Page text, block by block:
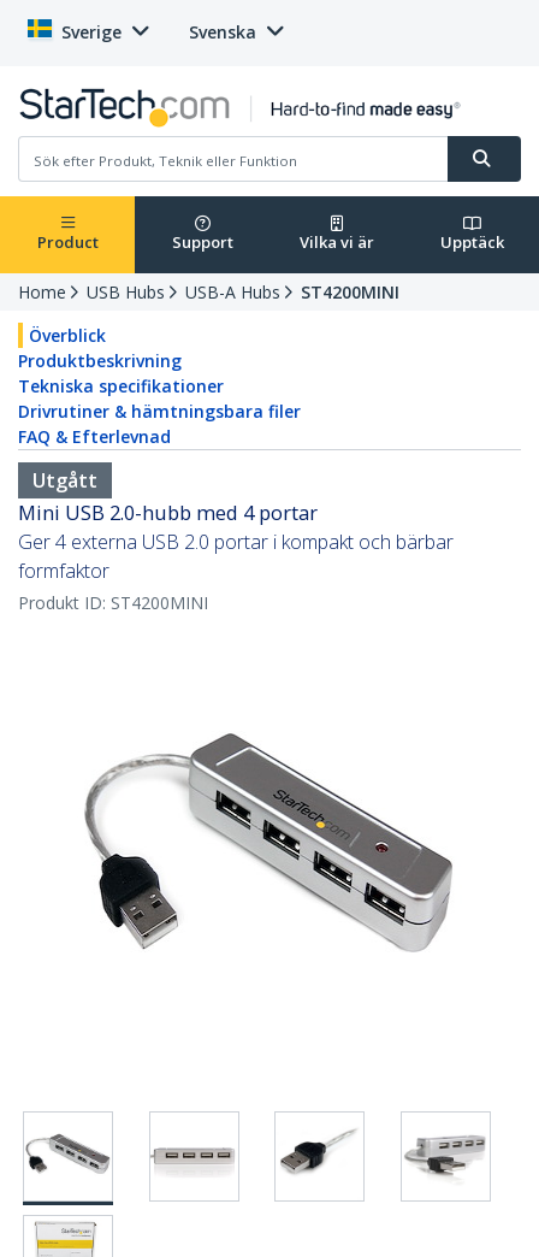
Sverige Svenska
Product Support Vilka vi är Upptäck
Home USB Hubs USB-A Hubs
ST4200MINI
Överblick
Produktbeskrivning
Tekniska specifikationer
Drivrutiner & hämtningsbara filer
FAQ & Efterlevnad
Utgått
Mini USB 2.0-hubb med 4 portar
Ger 4 externa USB 2.0 portar i kompakt och bärbar
formfaktor
Produkt ID: ST4200MINI